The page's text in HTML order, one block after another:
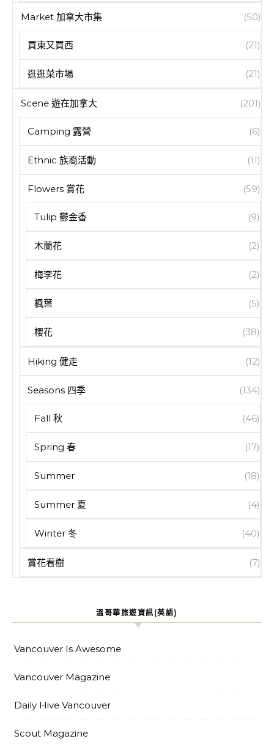
Market 加拿大市集 (50)
買東又買西 (21)
逛逛菜市場 (21)
Scene 遊在加拿大 (201)
Camping 露營 (6)
Ethnic 族裔活動 (11)
Flowers 賞花 (59)
Tulip 鬱金香 (9)
木蘭花 (2)
梅李花 (2)
楓葉 (5)
櫻花 (38)
Hiking 健走 (12)
Seasons 四季 (134)
Fall 秋 (46)
Spring 春 (17)
Summer (18)
Summer 夏 (4)
Winter 冬 (40)
賞花看樹 (7)
溫哥華旅遊資訊(英語)
Vancouver Is Awesome
Vancouver Magazine
Daily Hive Vancouver
Scout Magazine